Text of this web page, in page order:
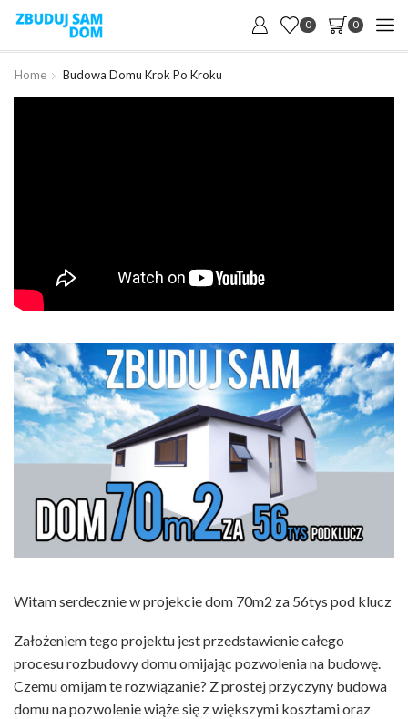
0 0
Home Budowa Domu Krok Po Kroku
Witam serdecznie w projekcie dom 70m2 za 56tys pod klucz
Założeniem tego projektu jest przedstawienie całego
procesu rozbudowy domu omijając pozwolenia na budowę.
Czemu omijam te rozwiązanie? Z prostej przyczyny budowa
domu na pozwolenie wiąże się z większymi kosztami oraz